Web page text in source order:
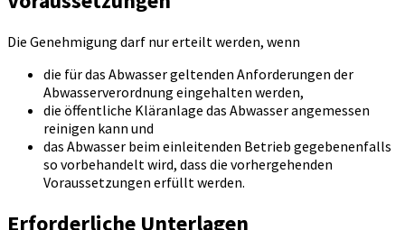
Die Genehmigung darf nur erteilt werden, wenn
die für das Abwasser geltenden Anforderungen der
Abwasserverordnung eingehalten werden,
die öffentliche Kläranlage das Abwasser angemessen
reinigen kann und
das Abwasser beim einleitenden Betrieb gegebenenfalls
so vorbehandelt wird, dass die vorhergehenden
Voraussetzungen erfüllt werden.
Erforderliche Unterlagen